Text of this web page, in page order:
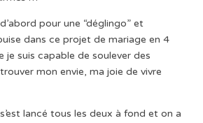
pour une “déglingo” et
dans ce projet de mariage en 4
je suis capable de soulever des
mon envie, ma joie de vivre
lancé tous les deux à fond et on a